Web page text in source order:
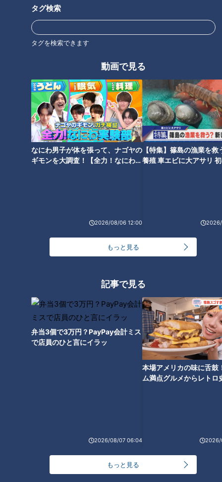
タグ検索
タグを検索できます
動画で見る
なにわ男子が体を張って、ナゴヤの
ギモンを大調査！【全力！なにわ実
2026/08/06 12:00
【特集】篠島の漁業を救
養殖 車エビに大アサリ
もっと見る
記事で見る
弁当3個で3万円？PayPay会計ミス
で店員のひと言にイラッ
2026/08/07 06:04
本場アメリカの味に舌鼓
ム満点グルメからレトロ
2026/
もっと見る
スポーツ 中日ドラゴンズ
オススメ関連コンテンツ
根尾に続き石川を獲得！ドラゴ
ンズ与田監督の右腕が描く「未
来予想図」
ジャイアンツを倒せ！中日vs巨
人の名勝負が語るライバル熱戦
史
19連敗！なぜ人工芝で巨人に勝
王と長嶋の無敵巨人を倒した！
その優勝の大いなる価値～ドラ
ゴンズ1970年代～
ドラゴンズに帰ってきた三冠
男・落合博満さんが監督に就任